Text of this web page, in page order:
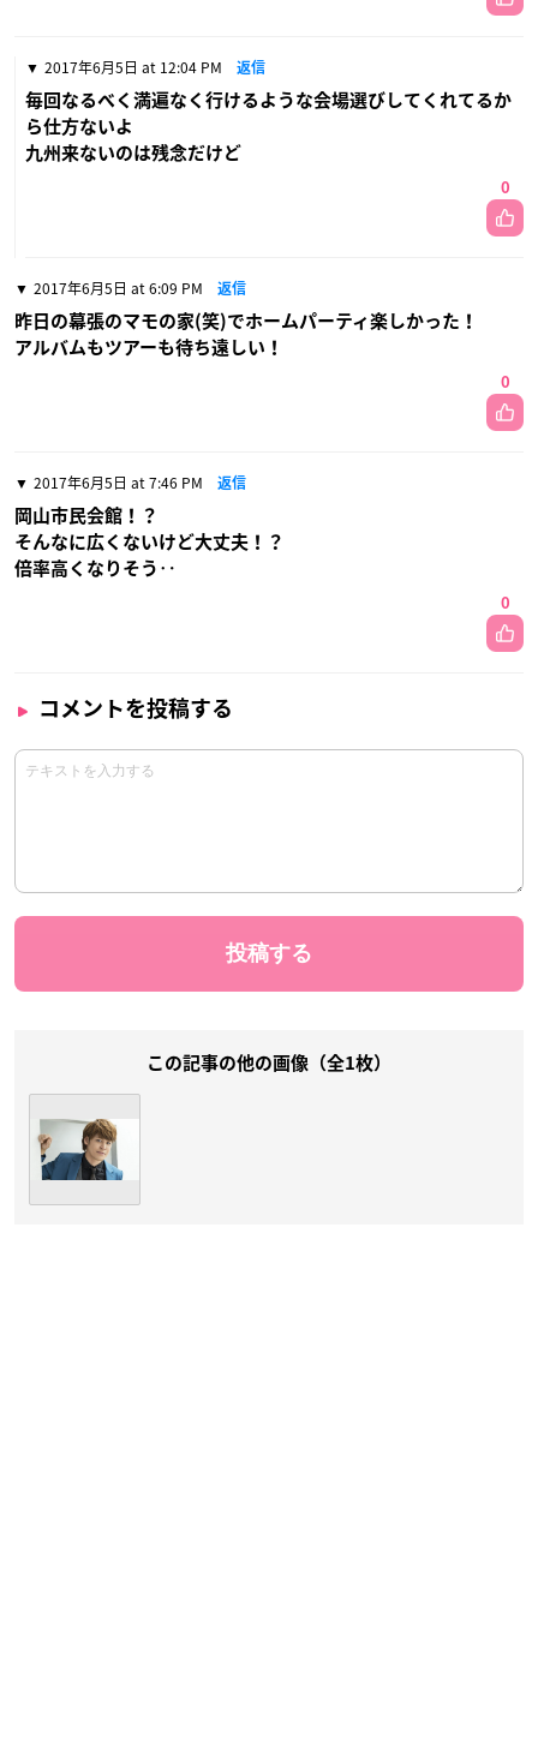
2017年6月5日 at 12:04 PM 返信
毎回なるべく満遍なく行けるような会場選びしてくれてるか
ら仕方ないよ
九州来ないのは残念だけど
0
2017年6月5日 at 6:09 PM 返信
昨日の幕張のマモの家(笑)でホームパーティ楽しかった！
アルバムもツアーも待ち遠しい！
0
2017年6月5日 at 7:46 PM 返信
岡山市民会館！？
そんなに広くないけど大丈夫！？
倍率高くなりそう‥
0
コメントを投稿する
この記事の他の画像（全1枚）